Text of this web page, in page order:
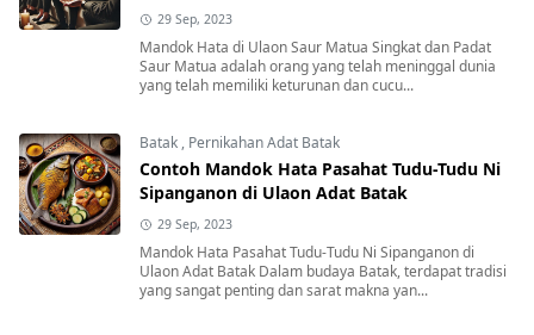
29 Sep, 2023
Mandok Hata di Ulaon Saur Matua Singkat dan Padat
Saur Matua adalah orang yang telah meninggal dunia
yang telah memiliki keturunan dan cucu...
Batak , Pernikahan Adat Batak
Contoh Mandok Hata Pasahat Tudu-Tudu Ni
Sipanganon di Ulaon Adat Batak
29 Sep, 2023
Mandok Hata Pasahat Tudu-Tudu Ni Sipanganon di
Ulaon Adat Batak Dalam budaya Batak, terdapat tradisi
yang sangat penting dan sarat makna yan...